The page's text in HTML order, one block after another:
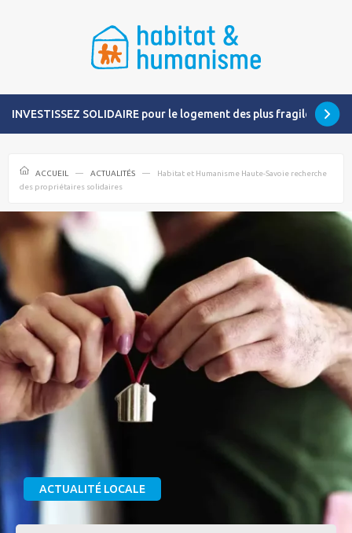
INVESTISSEZ SOLIDAIRE pour le logement des plus fragiles
ACCUEIL ACTUALITÉS
Habitat et Humanisme Haute-Savoie recherche
des propriétaires solidaires
ACTUALITÉ LOCALE